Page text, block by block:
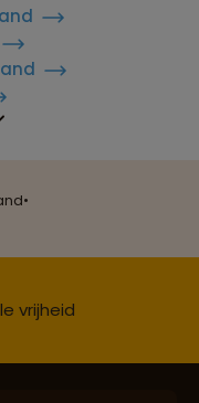
•
cultuur en milieu
vrijheid